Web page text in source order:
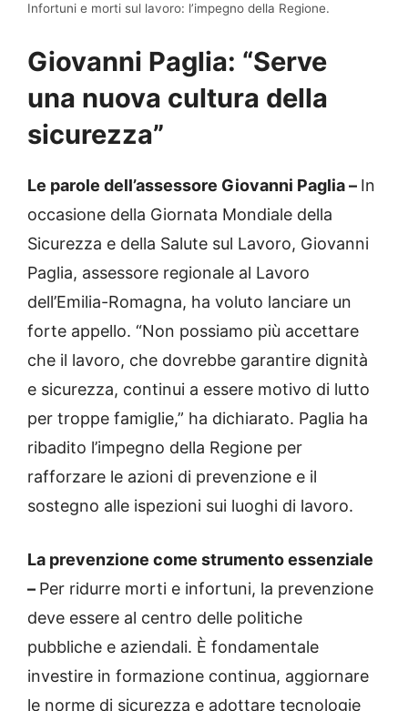
Infortuni e morti sul lavoro: l’impegno della Regione.
Giovanni Paglia: “Serve
una nuova cultura della
sicurezza”
Le parole dell’assessore Giovanni Paglia – In
occasione della Giornata Mondiale della
Sicurezza e della Salute sul Lavoro, Giovanni
Paglia, assessore regionale al Lavoro
dell’Emilia-Romagna, ha voluto lanciare un
forte appello. “Non possiamo più accettare
che il lavoro, che dovrebbe garantire dignità
e sicurezza, continui a essere motivo di lutto
per troppe famiglie,” ha dichiarato. Paglia ha
ribadito l’impegno della Regione per
rafforzare le azioni di prevenzione e il
sostegno alle ispezioni sui luoghi di lavoro.
La prevenzione come strumento essenziale
– Per ridurre morti e infortuni, la prevenzione
deve essere al centro delle politiche
pubbliche e aziendali. È fondamentale
investire in formazione continua, aggiornare
le norme di sicurezza e adottare tecnologie